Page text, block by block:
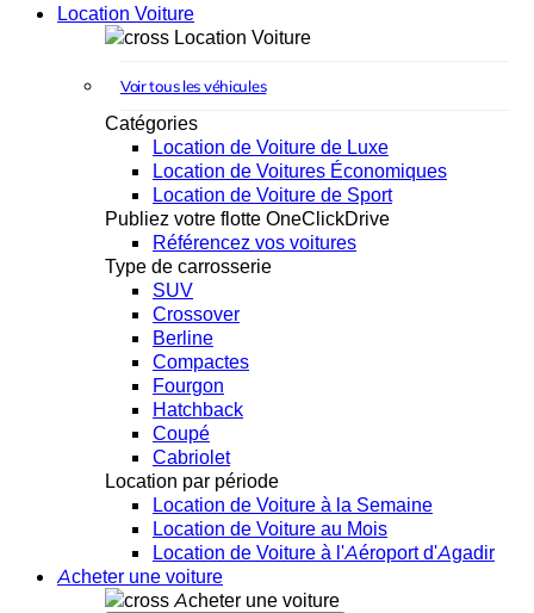
Location Voiture
Location Voiture
Voir tous les véhicules
Catégories
Location de Voiture de Luxe
Location de Voitures Économiques
Location de Voiture de Sport
Publiez votre flotte OneClickDrive
Référencez vos voitures
Type de carrosserie
SUV
Crossover
Berline
Compactes
Fourgon
Hatchback
Coupé
Cabriolet
Location par période
Location de Voiture à la Semaine
Location de Voiture au Mois
Location de Voiture à l'Aéroport d'Agadir
Acheter une voiture
Acheter une voiture